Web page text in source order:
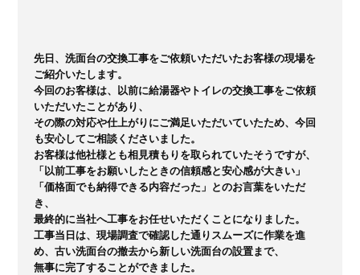
先日、洗面台の交換工事をご依頼いただいたお客様の現場を
ご紹介いたします。
今回のお客様は、以前に給湯器やトイレの交換工事をご依頼
いただいたことがあり、
その際の対応や仕上がりにご満足いただいていたため、今回
も安心してご相談くださいました。
お客様は他社様とも相見積もりを取られていたそうですが、
「以前工事をお願いしたときの信頼感と安心感が大きい」
「価格面でも納得できる内容だった」とのお言葉をいただ
き、
最終的に当社へ工事をお任せいただくことになりました。
工事当日は、現場調査で確認した通りスムーズに作業を進
め、古い洗面台の撤去から新しい洗面台の設置まで、
無事に完了することができました。